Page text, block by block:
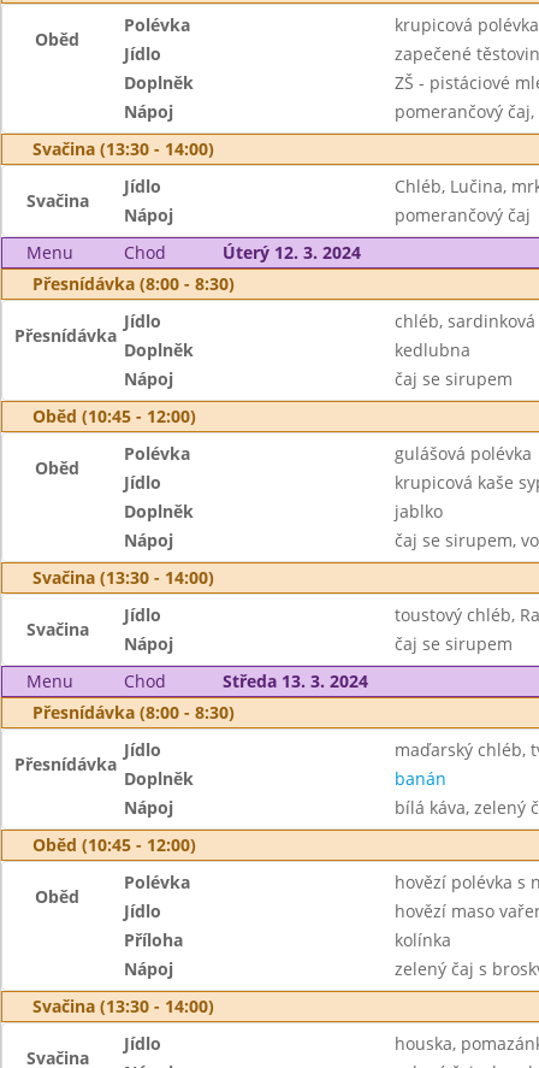
Oběd
Polévka
krupicová
Jídlo
zapečené
Doplněk
ZŠ - pistáciové
Nápoj
pomerančový čaj,
Svačina (13:30 - 14:00)
Svačina
Jídlo
Chléb, Lučina,
Nápoj
pomerančový čaj
Menu
Chod
Úterý 12. 3. 2024
Přesnídávka (8:00 - 8:30)
Přesnídávka
Jídlo
chléb,
Doplněk
kedlubna
Nápoj
čaj se sirupem
Oběd (10:45 - 12:00)
Oběd
Polévka
gulášová polévka
Jídlo
krupicová kaše
Doplněk
jablko
Nápoj
čaj se sirupem,
Svačina (13:30 - 14:00)
Svačina
Jídlo
toustový chléb,
Nápoj
čaj se sirupem
Menu
Chod
Středa 13. 3. 2024
Přesnídávka (8:00 - 8:30)
Přesnídávka
Jídlo
maďarský chléb,
Doplněk
banán
Nápoj
bílá káva, zelený
Oběd (10:45 - 12:00)
Oběd
Polévka
hovězí polévka s
Jídlo
hovězí maso
Příloha
kolínka
Nápoj
zelený čaj s
Svačina (13:30 - 14:00)
Svačina
Jídlo
houska,